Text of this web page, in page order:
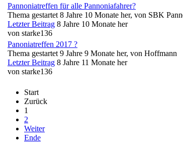
Pannoniatreffen für alle Pannoniafahrer?
Thema gestartet 8 Jahre 10 Monate her, von SBK
Letzter Beitrag 8 Jahre 10 Monate her
von starke136
Panoniatreffen 2017 ?
Thema gestartet 9 Jahre 9 Monate her, von Hoffmann
Letzter Beitrag 8 Jahre 11 Monate her
von starke136
Start
Zurück
1
2
Weiter
Ende